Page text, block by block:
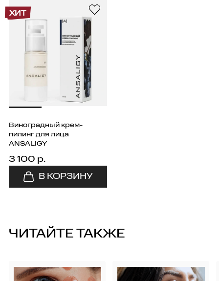
Виноградный крем-
пилинг для лица
ANSALIGY
3 100 р.
ХИТ
ЧИТАЙТЕ ТАКЖЕ